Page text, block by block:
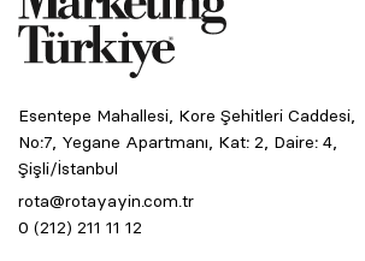
Esentepe Mahallesi, Kore Şehitleri Caddesi,
No:7, Yegane Apartmanı, Kat: 2, Daire: 4,
Şişli/İstanbul
rota@rotayayin.com.tr
0 (212) 211 11 12